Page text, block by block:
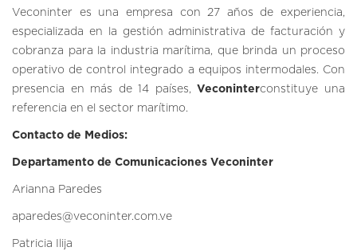
Veconinter es una empresa con 27 años de experiencia,
especializada en la gestión administrativa de facturación y
cobranza para la industria marítima, que brinda un proceso
operativo de control integrado a equipos intermodales. Con
presencia en más de 14 países, Veconinterconstituye una
referencia en el sector marítimo.
Contacto de Medios:
Departamento de Comunicaciones Veconinter
Arianna Paredes
aparedes@veconinter.com.ve
Patricia Ilija